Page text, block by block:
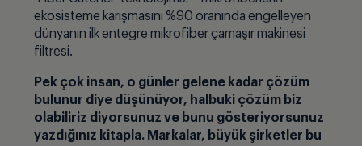
ekosisteme karışmasını %90 oranında engelleyen
dünyanın ilk entegre mikrofiber çamaşır makinesi
filtresi.
Pek çok insan, o günler gelene kadar çözüm
bulunur diye düşünüyor, halbuki çözüm biz
olabiliriz diyorsunuz ve bunu gösteriyorsunuz
yazdığınız kitapla. Markalar, büyük şirketler bu